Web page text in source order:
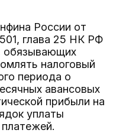
России от
глава 25 НК РФ
обязывающих
налоговый
периода о
авансовых
прибыли на
уплаты